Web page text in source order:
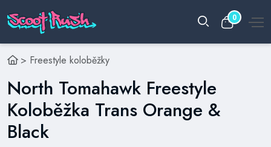
0
> Freestyle koloběžky
North Tomahawk Freestyle
Koloběžka Trans Orange &
Black